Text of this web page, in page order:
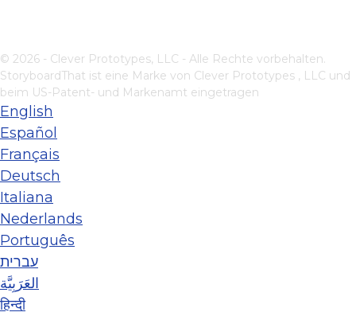
© 2026 - Clever Prototypes, LLC - Alle Rechte vorbehalten.
StoryboardThat ist eine Marke von Clever Prototypes , LLC und
beim US-Patent- und Markenamt eingetragen
English
Español
Français
Deutsch
Italiana
Nederlands
Português
עברית
العَرَبِيَّة
हिन्दी